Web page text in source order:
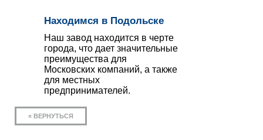
Находимся в Подольске
Наш завод находится в черте
города, что дает значительные
преимущества для
Московских компаний, а также
для местных
предпринимателей.
« ВЕРНУТЬСЯ